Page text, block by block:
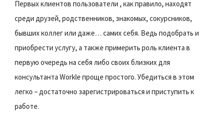
Первых клиентов пользователи , как правило, находят
среди друзей, родственников, знакомых, сокурсников,
бывших коллег или даже… самих себя. Ведь подобрать и
приобрести услугу, а также примерить роль клиента в
первую очередь на себя либо своих близких для
консультанта Workle проще простого. Убедиться в этом
легко – достаточно зарегистрироваться и приступить к
работе.